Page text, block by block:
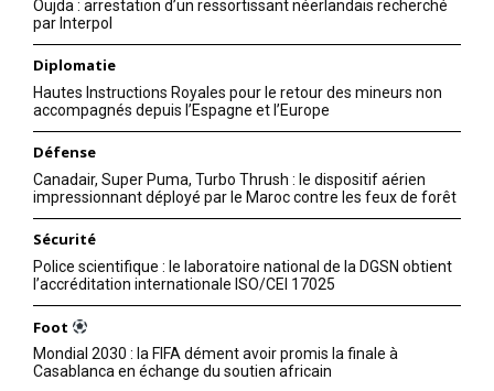
Facebook Mark Zuckerberg
Le Vice-prince héritier
Mohammed bin Salman a
visité mercredi le siège de
Facebook et a rencontré le
géant technologique, Mark
héritier Mohammed bin
Salman est arrivé à San
Francisco le dimanche, dans
tournée américaine, qui a
commencé la…
23 June 2016
Oujda : arrestation d’un ressortissant néerlandais recherché
par Interpol
Diplomatie
Hautes Instructions Royales pour le retour des mineurs non
accompagnés depuis l’Espagne et l’Europe
Défense
Canadair, Super Puma, Turbo Thrush : le dispositif aérien
impressionnant déployé par le Maroc contre les feux de forêt
Sécurité
Police scientifique : le laboratoire national de la DGSN obtient
l’accréditation internationale ISO/CEI 17025
Foot
Mondial 2030 : la FIFA dément avoir promis la finale à
Casablanca en échange du soutien africain